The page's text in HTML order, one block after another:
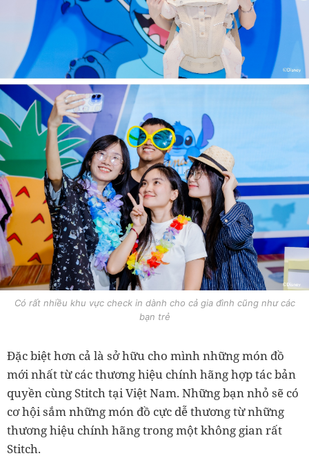
Có rất nhiều khu vực check in dành cho cả gia đình cũng như các
bạn trẻ
Đặc biệt hơn cả là sở hữu cho mình những món đồ
mới nhất từ các thương hiệu chính hãng hợp tác bản
quyền cùng Stitch tại Việt Nam. Những bạn nhỏ sẽ có
cơ hội sắm những món đồ cực dễ thương từ những
thương hiệu chính hãng trong một không gian rất
Stitch.